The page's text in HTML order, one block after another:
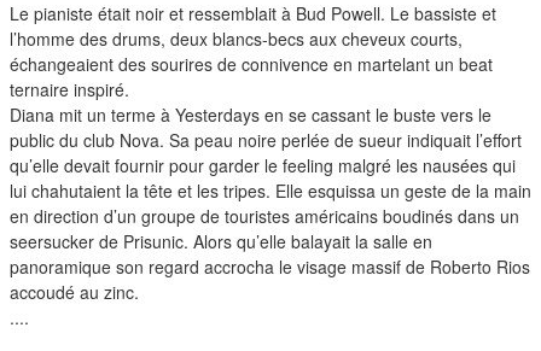
Le pianiste était noir et ressemblait à Bud Powell. Le bassiste et
l’homme des drums, deux blancs-becs aux cheveux courts,
échangeaient des sourires de connivence en martelant un beat
ternaire inspiré.
Diana mit un terme à Yesterdays en se cassant le buste vers le
public du club Nova. Sa peau noire perlée de sueur indiquait l’effort
qu’elle devait fournir pour garder le feeling malgré les nausées qui
lui chahutaient la tête et les tripes. Elle esquissa un geste de la main
en direction d’un groupe de touristes américains boudinés dans un
seersucker de Prisunic. Alors qu’elle balayait la salle en
panoramique son regard accrocha le visage massif de Roberto Rios
accoudé au zinc.
....